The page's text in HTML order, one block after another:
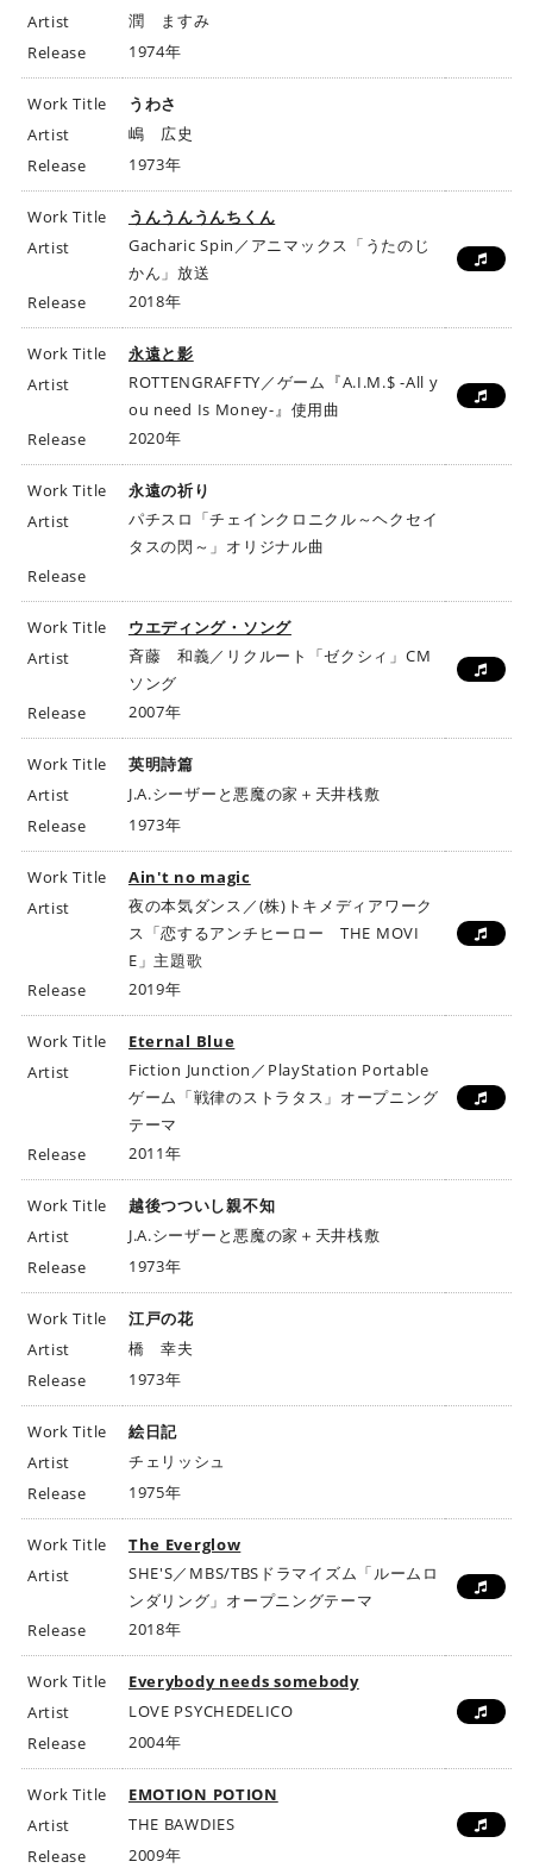
Artist
潤 ますみ
Release
1974年
Work Title
うわさ
Artist
嶋 広史
Release
1973年
Work Title
うんうんうんちくん
Artist
Gacharic Spin／アニマックス「うたのじ
かん」放送
Release
2018年
Work Title
永遠と影
Artist
ROTTENGRAFFTY／ゲーム『A.I.M.$ -All y
ou need Is Money-』使用曲
Release
2020年
Work Title
永遠の祈り
Artist
パチスロ「チェインクロニクル～ヘクセイ
タスの閃～」オリジナル曲
Release
Work Title
ウエディング・ソング
Artist
斉藤 和義／リクルート「ゼクシィ」CM
ソング
Release
2007年
Work Title
英明詩篇
Artist
J.A.シーザーと悪魔の家＋天井桟敷
Release
1973年
Work Title
Ain't no magic
Artist
夜の本気ダンス／(株)トキメディアワーク
ス「恋するアンチヒーロー THE MOVI
E」主題歌
Release
2019年
Work Title
Eternal Blue
Artist
Fiction Junction／PlayStation Portable
ゲーム「戦律のストラタス」オープニング
テーマ
Release
2011年
Work Title
越後つついし親不知
Artist
J.A.シーザーと悪魔の家＋天井桟敷
Release
1973年
Work Title
江戸の花
Artist
橋 幸夫
Release
1973年
Work Title
絵日記
Artist
チェリッシュ
Release
1975年
Work Title
The Everglow
Artist
SHE'S／MBS/TBSドラマイズム「ルームロ
ンダリング」オープニングテーマ
Release
2018年
Work Title
Everybody needs somebody
Artist
LOVE PSYCHEDELICO
Release
2004年
Work Title
EMOTION POTION
Artist
THE BAWDIES
Release
2009年